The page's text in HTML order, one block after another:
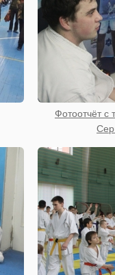
Фотоотчёт с